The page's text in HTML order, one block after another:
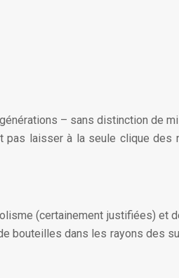
– sans distinction de
pas laisser à la seule clique
(certainement justifiées) et
bouteilles dans les rayons des